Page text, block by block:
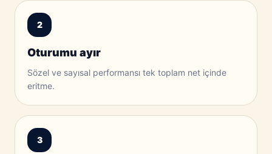
2
Oturumu ayır
Sözel ve sayısal performansı tek toplam net içinde
eritme.
3